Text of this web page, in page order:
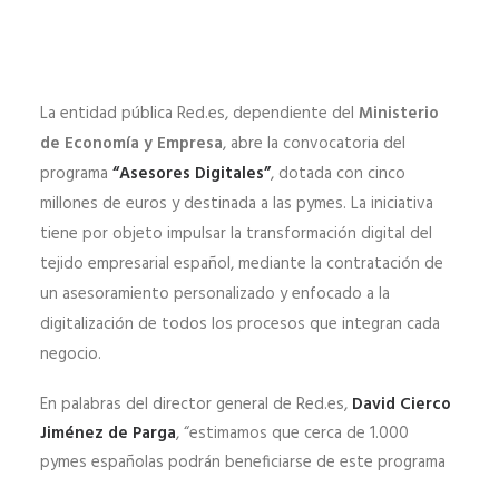
La entidad pública Red.es, dependiente del Ministerio
de Economía y Empresa, abre la convocatoria del
programa “Asesores Digitales”, dotada con cinco
millones de euros y destinada a las pymes. La iniciativa
tiene por objeto impulsar la transformación digital del
tejido empresarial español, mediante la contratación de
un asesoramiento personalizado y enfocado a la
digitalización de todos los procesos que integran cada
negocio.
En palabras del director general de Red.es, David Cierco
Jiménez de Parga, “estimamos que cerca de 1.000
pymes españolas podrán beneficiarse de este programa